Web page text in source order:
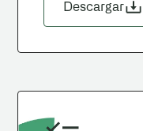
Descargar